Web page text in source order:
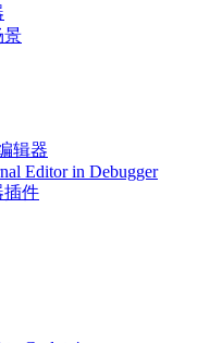
景
辑器
Editor in Debugger
插件